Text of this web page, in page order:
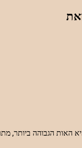
האות הגבוהה ביותר,